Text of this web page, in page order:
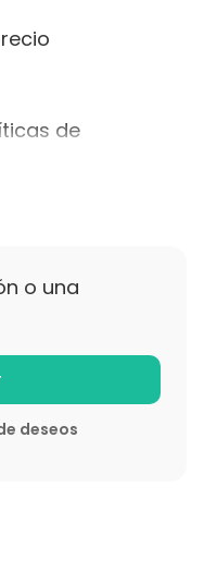
de
24 h un 100%
o una
deseos